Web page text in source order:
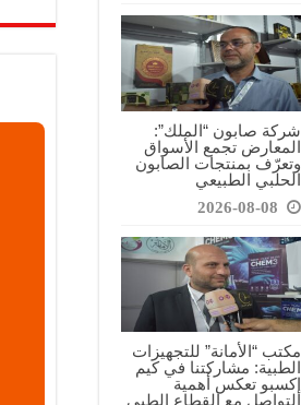
شركة صابون “الملك”:
المعارض تجمع الأسواق
وتعرّف بمنتجات الصابون
الحلبي الطبيعي
2026-08-08
مكتب “الأمانة” للتجهيزات
الطبية: مشاركتنا في كيم
إكسبو تعكس أهمية
التواصل مع القطاع الطبي